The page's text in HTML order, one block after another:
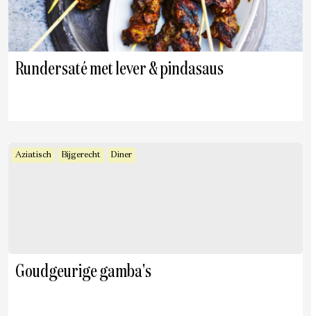
Rundersaté met lever & pindasaus
Aziatisch Bijgerecht Diner
Goudgeurige gamba's